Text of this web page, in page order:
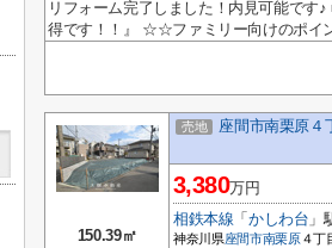
リフォーム完了しました！内見可能で
得です！！』 ☆☆ファミリー向けのポイ
150.39㎡
売地 座間市南栗原
3,380万円
相鉄本線 「かしわ台 」
神奈川県座間市南栗原 ４丁